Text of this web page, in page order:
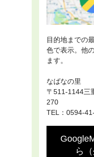
目的地までの
色で表示。他
ます。
なばなの里
〒511-1144三
270
TEL：0594-
ら